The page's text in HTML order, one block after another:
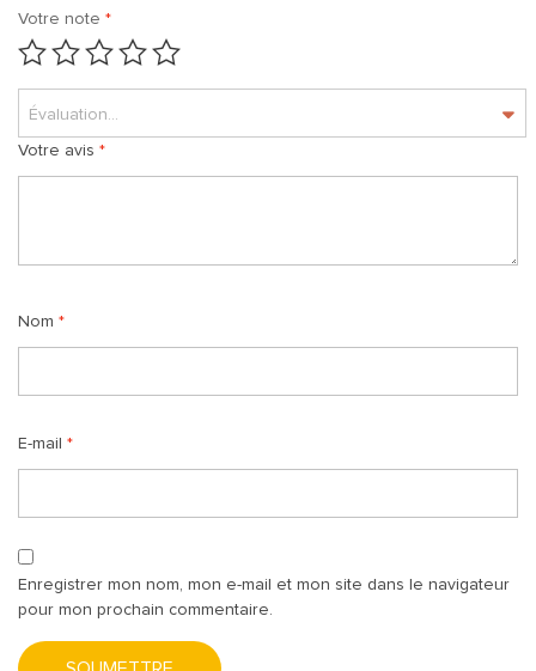
Votre note *
Évaluation...
Votre avis *
Nom *
E-mail *
Enregistrer mon nom, mon e-mail et mon site dans le navigateur
pour mon prochain commentaire.